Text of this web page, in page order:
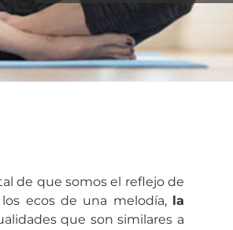
de que somos el reflejo de
ecos de una melodía, la
que son similares a